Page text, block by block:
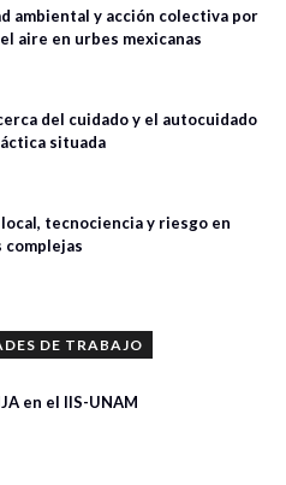
ambiental y acción colectiva por
aire en urbes mexicanas
del cuidado y el autocuidado
situada
tecnociencia y riesgo en
complejas
DE TRABAJO
en el IIS-UNAM